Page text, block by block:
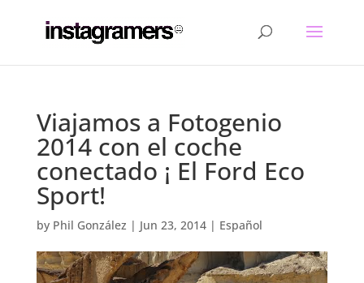
Viajamos a Fotogenio
2014 con el coche
conectado ¡ El Ford Eco
Sport!
by Phil González | Jun 23, 2014| Español